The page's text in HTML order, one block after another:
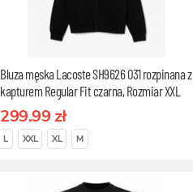
Bluza męska Lacoste SH9626 031 rozpinana z
kapturem Regular Fit czarna, Rozmiar XXL
299.99 zł
L XXL XL M